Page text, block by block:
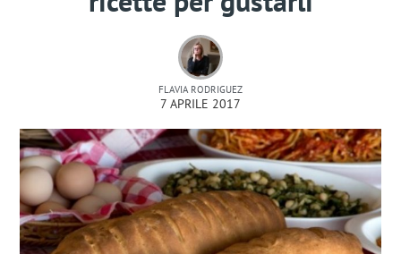
FLAVIA RODRIGUEZ
7 APRILE 2017